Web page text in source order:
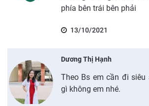
phía bên trái bên phải
13/10/2021
Dương Thị Hạnh
Theo Bs em cần đi
gì không em nhé.